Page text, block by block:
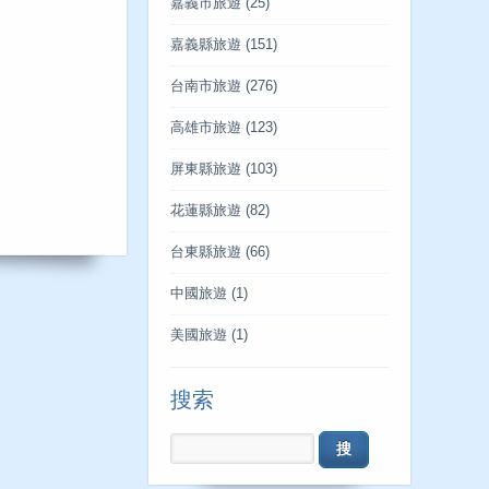
嘉義市旅遊 (25)
嘉義縣旅遊 (151)
台南市旅遊 (276)
高雄市旅遊 (123)
屏東縣旅遊 (103)
花蓮縣旅遊 (82)
台東縣旅遊 (66)
中國旅遊 (1)
美國旅遊 (1)
搜索